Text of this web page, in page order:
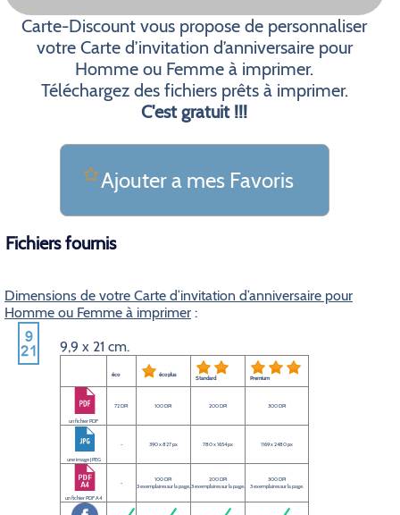
Carte-Discount vous propose de personnaliser
votre Carte d’invitation d’anniversaire pour
Homme ou Femme à imprimer.
Téléchargez des fichiers prêts à imprimer.
C'est gratuit !!!
Ajouter a mes Favoris
Fichiers fournis
Dimensions de votre Carte d’invitation d’anniversaire pour
Homme ou Femme à imprimer :
9,9 x 21 cm.
éco éco plus Standard Premium
un fichier PDF
72 DPI 100 DPI 200 DPI 300 DPI
une image JPEG
- 390 x 827 px 780 x 1654 px 1169 x 2480 px
un fichier PDF A4
-
100 DPI
3 exemplaires sur la page.
200 DPI
3 exemplaires sur la page.
300 DPI
3 exemplaires sur la page.